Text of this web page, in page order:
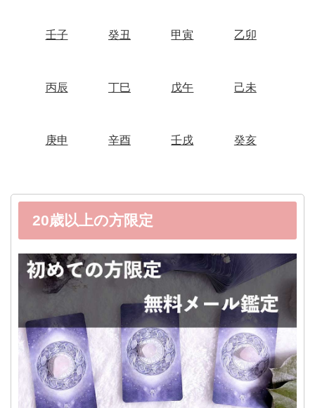
壬子 癸丑 甲寅 乙卯
丙辰 丁巳 戊午 己未
庚申 辛酉 壬戌 癸亥
20歳以上の方限定